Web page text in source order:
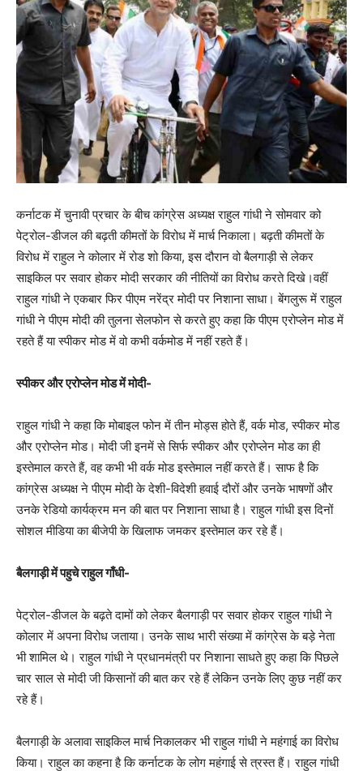
कर्नाटक में चुनावी प्रचार के बीच कांग्रेस अध्यक्ष राहुल गांधी ने सोमवार को
पेट्रोल-डीजल की बढ़ती कीमतों के विरोध में मार्च निकाला। बढ़ती कीमतों के
विरोध में राहुल ने कोलार में रोड शो किया, इस दौरान वो बैलगाड़ी से लेकर
साइकिल पर सवार होकर मोदी सरकार की नीतियों का विरोध करते दिखे।वहीं
राहुल गांधी ने एकबार फिर पीएम नरेंद्र मोदी पर निशाना साधा। बेंगलुरू में राहुल
गांधी ने पीएम मोदी की तुलना सेलफोन से करते हुए कहा कि पीएम एरोप्लेन मोड में
रहते हैं या स्पीकर मोड में वो कभी वर्कमोड में नहीं रहते हैं।
स्पीकर और एरोप्लेन मोड में मोदी-
राहुल गांधी ने कहा कि मोबाइल फोन में तीन मोड्स होते हैं, वर्क मोड, स्पीकर मोड
और एरोप्लेन मोड। मोदी जी इनमें से सिर्फ स्पीकर और एरोप्लेन मोड का ही
इस्तेमाल करते हैं, वह कभी भी वर्क मोड इस्तेमाल नहीं करते हैं। साफ है कि
कांग्रेस अध्यक्ष ने पीएम मोदी के देशी-विदेशी हवाई दौरों और उनके भाषणों और
उनके रेडियो कार्यक्रम मन की बात पर निशाना साधा है। राहुल गांधी इस दिनों
सोशल मीडिया का बीजेपी के खिलाफ जमकर इस्तेमाल कर रहे हैं।
बैलगाड़ी में पहुचे राहुल गाँधी-
पेट्रोल-डीजल के बढ़ते दामों को लेकर बैलगाड़ी पर सवार होकर राहुल गांधी ने
कोलार में अपना विरोध जताया। उनके साथ भारी संख्या में कांग्रेस के बड़े नेता
भी शामिल थे। राहुल गांधी ने प्रधानमंत्री पर निशाना साधते हुए कहा कि पिछले
चार साल से मोदी जी किसानों की बात कर रहे हैं लेकिन उनके लिए कुछ नहीं कर
रहे हैं।
बैलगाड़ी के अलावा साइकिल मार्च निकालकर भी राहुल गांधी ने महंगाई का विरोध
किया। राहुल का कहना है कि कर्नाटक के लोग महंगाई से त्रस्त हैं। राहुल गांधी